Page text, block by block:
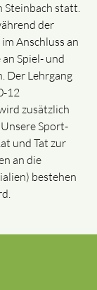
Steinbach statt.
der
Anschluss an
Spiel- und
Der Lehrgang
12
zusätzlich
Sport-
und Tat zur
an die
bestehen